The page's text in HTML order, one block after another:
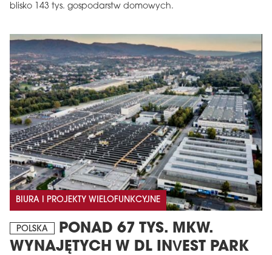
blisko 143 tys. gospodarstw domowych.
BIURA I PROJEKTY WIELOFUNKCYJNE
POLSKA
PONAD 67 TYS. MKW.
WYNAJĘTYCH W DL INVEST PARK